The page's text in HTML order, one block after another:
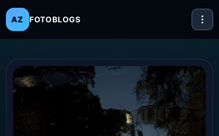
AZ FOTOBLOGS